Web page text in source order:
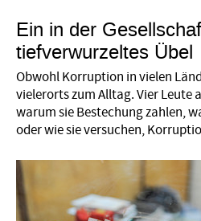
Ein in der
tiefverwurzeltes Übel
Obwohl Korruption in vielen
vielerorts zum Alltag. Vier Leute
warum sie Bestechung zahlen,
oder wie sie versuchen,